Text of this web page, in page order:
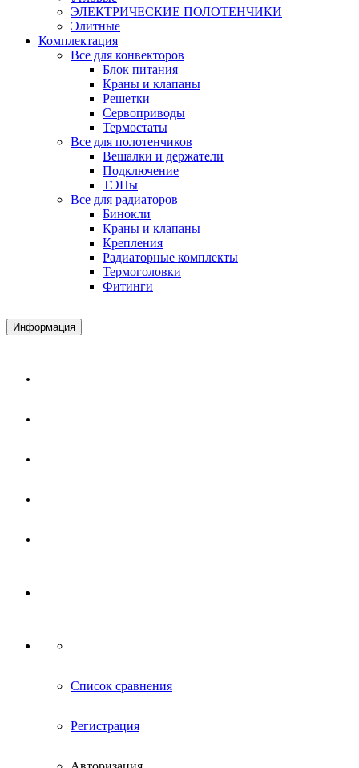
ЭЛЕКТРИЧЕСКИЕ ПОЛОТЕНЧИКИ
Элитные
Комплектация
Все для конвекторов
Блок питания
Краны и клапаны
Решетки
Сервоприводы
Термостаты
Все для полотенчиков
Вешалки и держатели
Подключение
ТЭНы
Все для радиаторов
Бинокли
Краны и клапаны
Крепления
Радиаторные комплекты
Термоголовки
Фитинги
Информация
Список сравнения
Регистрация